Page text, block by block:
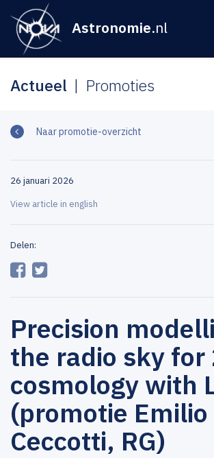
Astronomie.nl
Actueel Promoties
Naar promotie-overzicht
26 januari 2026
View article in english
Delen:
Precision
the radio sky for
cosmology with
(promotie Emilio
Ceccotti, RG)